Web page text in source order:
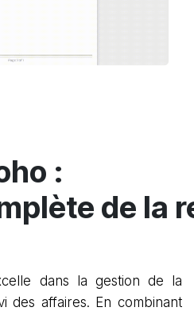
:
de la
dans la gestion de la
des affaires. En combinant